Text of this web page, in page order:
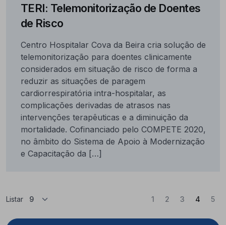
TERI: Telemonitorização de Doentes
de Risco
Centro Hospitalar Cova da Beira cria solução de
telemonitorização para doentes clinicamente
considerados em situação de risco de forma a
reduzir as situações de paragem
cardiorrespiratória intra-hospitalar, as
complicações derivadas de atrasos nas
intervenções terapêuticas e a diminuição da
mortalidade. Cofinanciado pelo COMPETE 2020,
no âmbito do Sistema de Apoio à Modernização
e Capacitação da […]
Listar 1 2 3 4(Atual)
5